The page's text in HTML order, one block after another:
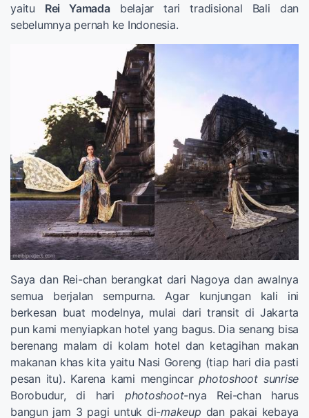
yaitu Rei Yamadabelajar tari tradisional Bali dan
sebelumnya pernah ke Indonesia.
Saya dan Rei-chan berangkat dari Nagoya dan awalnya
semua berjalan sempurna. Agar kunjungan kali ini
berkesan buat modelnya, mulai dari transit di Jakarta
pun kami menyiapkan hotel yang bagus. Dia senang bisa
berenang malam di kolam hotel dan ketagihan makan
makanan khas kita yaitu Nasi Goreng (tiap hari dia pasti
pesan itu). Karena kami mengincarphotoshoot sunrise
Borobudur, di hari photoshoot-nya Rei-chan harus
bangun jam 3 pagi untuk di-makeup dan pakai kebaya